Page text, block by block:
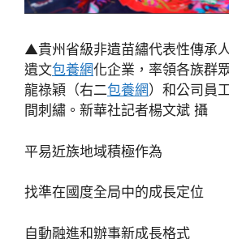
▲貴州省級非遺苗繡代表性傳承
遺文包養網化企業，率領各族群
龍祿穎（右二包養網）和公司員
間刺繡。新華社記者楊文斌 攝
平易近族地域積極作為
找準在國度全局中的成長定位
自動融進和辦事新成長格式